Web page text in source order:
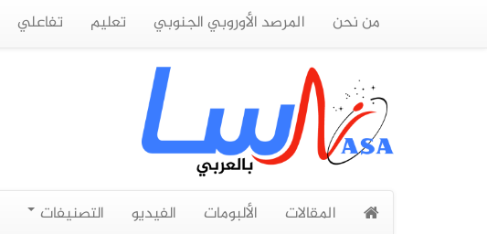
من نحن المرصد الأوروبي الجنوبي تعليم تفاعلي
المقالات الألبومات الفيديو التصنيفات